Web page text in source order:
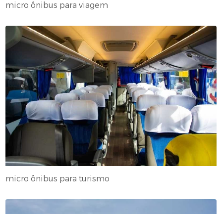
micro ônibus para viagem
micro ônibus para turismo